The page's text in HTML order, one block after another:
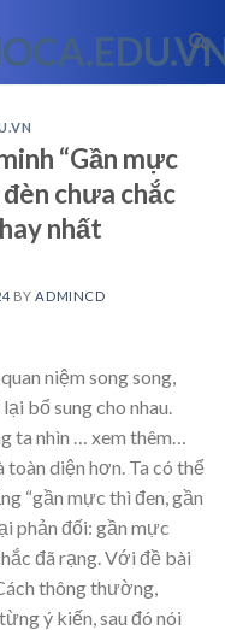
“Gần mực
chưa chắc
nhất
BY ADMINCD
niệm song song,
bổ sung cho nhau.
ta nhìn
… xem thêm…
toàn diện hơn. Ta có thể
“gần mực thì đen, gần
phản đối: gần mực
đã rạng. Với đề bài
thông thường,
ý kiến, sau đó nói